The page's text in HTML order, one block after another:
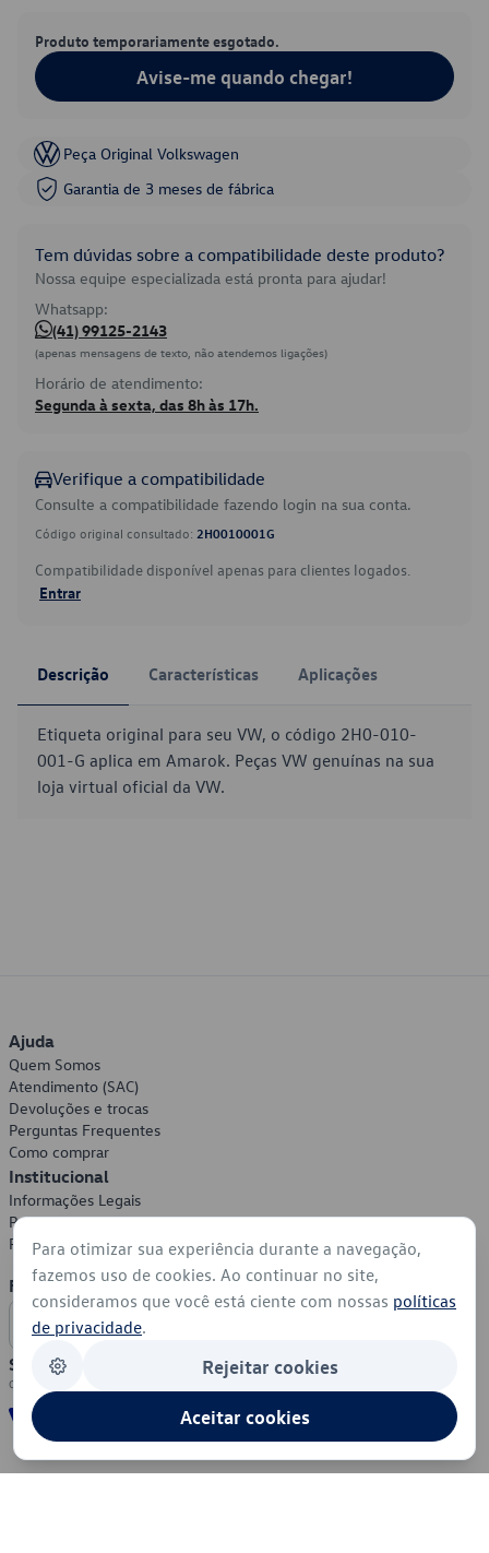
Produto temporariamente esgotado.
Avise-me quando chegar!
Peça Original Volkswagen
Garantia de 3 meses de fábrica
Tem dúvidas sobre a compatibilidade deste produto?
Nossa equipe especializada está pronta para ajudar!
Whatsapp:
(41) 99125-2143
(apenas mensagens de texto, não atendemos ligações)
Horário de atendimento:
Segunda à sexta, das 8h às 17h.
Verifique a compatibilidade
Consulte a compatibilidade fazendo login na sua conta.
Código original consultado: 2H0010001G
Compatibilidade disponível apenas para clientes logados.
Entrar
Descrição Características Aplicações
Etiqueta original para seu VW, o código 2H0-010-
001-G aplica em Amarok. Peças VW genuínas na sua
loja virtual oficial da VW.
Ajuda
Quem Somos
Atendimento (SAC)
Devoluções e trocas
Perguntas Frequentes
Como comprar
Institucional
Informações Legais
Política de Privacidade
Política de Cookies
Formas de Pagamento
Segurança
Para otimizar sua experiência durante a navegação,
fazemos uso de cookies. Ao continuar no site,
consideramos que você está ciente com nossas políticas
de privacidade.
Rejeitar cookies
Aceitar cookies